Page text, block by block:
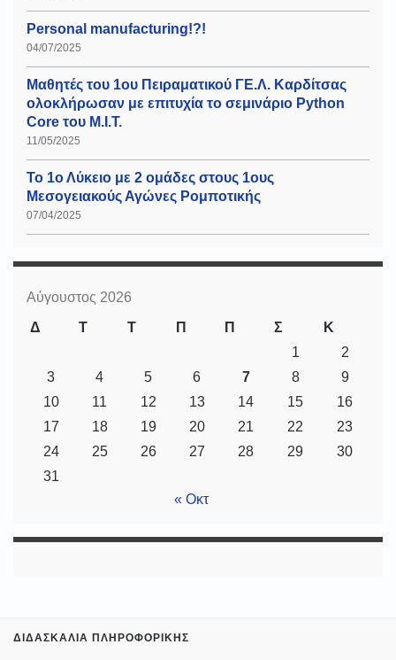
Personal manufacturing!?!
04/07/2025
Μαθητές του 1ου Πειραματικού ΓΕ.Λ. Καρδίτσας
ολοκλήρωσαν με επιτυχία το σεμινάριο Python
Core του Μ.Ι.Τ.
11/05/2025
Το 1ο Λύκειο με 2 ομάδες στους 1ους
Μεσογειακούς Αγώνες Ρομποτικής
07/04/2025
Αύγουστος 2026
Δ
Τ Τ Π Π Σ
Κ
1
2
3
4 5 6 7 8
9
10
11 12 13 14 15
16
17
18 19 20 21 22
23
24
25 26 27 28 29
30
31
« Οκτ
ΔΙΔΑΣΚΑΛΊΑ ΠΛΗΡΟΦΟΡΙΚΉΣ